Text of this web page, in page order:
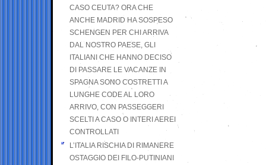
CASO CEUTA? ORA CHE
ANCHE MADRID HA SOSPESO
SCHENGEN PER CHI ARRIVA
DAL NOSTRO PAESE, GLI
ITALIANI CHE HANNO DECISO
DI PASSARE LE VACANZE IN
SPAGNA SONO COSTRETTI A
LUNGHE CODE AL LORO
ARRIVO, CON PASSEGGERI
SCELTI A CASO O INTERI AEREI
CONTROLLATI
L’ITALIA RISCHIA DI RIMANERE
OSTAGGIO DEI FILO-PUTINIANI